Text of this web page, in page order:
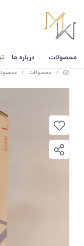
محصولات درباره ما
/ محصولات /